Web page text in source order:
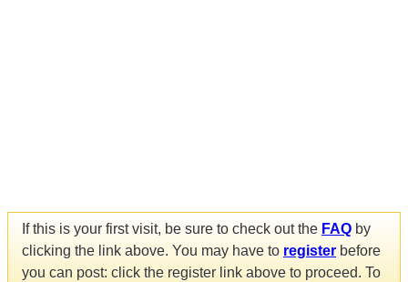
If this is your first visit, be sure to check out the FAQ by
clicking the link above. You may have to register before
you can post: click the register link above to proceed. To